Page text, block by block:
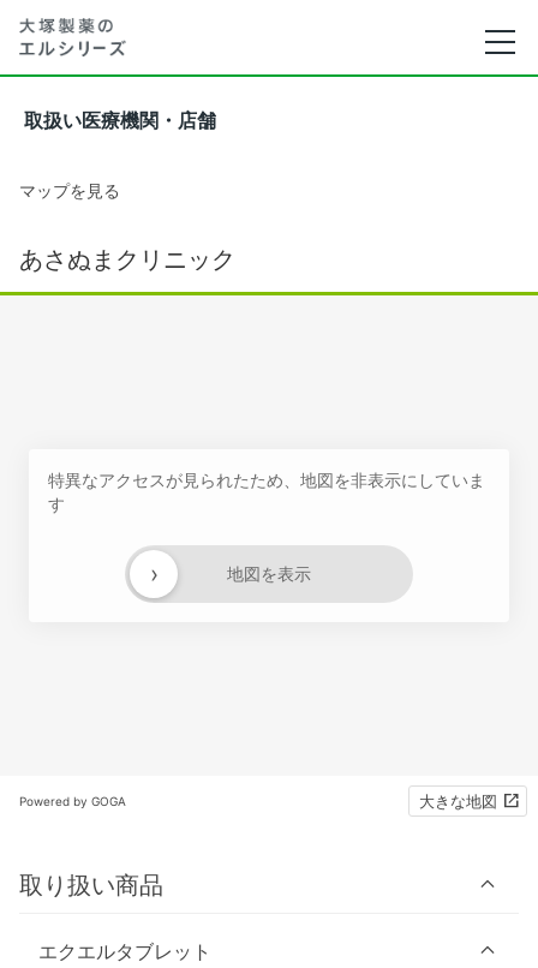
取扱い医療機関・店舗
マップを見る
あさぬまクリニック
特異なアクセスが見られたため、地図を非表示にしていま
す
地図を表示
›
Powered by GOGA 大きな地図
取り扱い商品
エクエルタブレット